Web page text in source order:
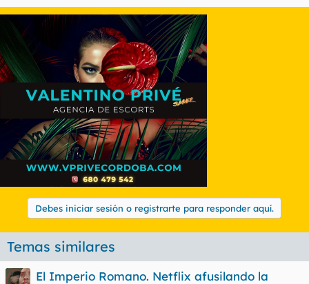
Debes iniciar sesión o registrarte para responder aquí.
Temas similares
El Imperio Romano. Netflix afusilando la